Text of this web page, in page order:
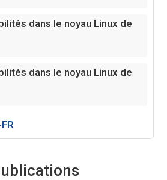
dans le noyau Linux de
dans le noyau Linux de